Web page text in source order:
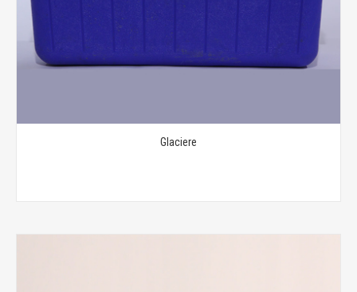
Glaciere